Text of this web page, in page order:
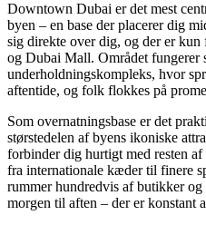
Downtown Dubai er det mest
byen – en base der placerer dig
sig direkte over dig, og der er
og Dubai Mall. Området fungerer
underholdningskompleks, hvor
aftentide, og folk flokkes på
Som overnatningsbase er det
størstedelen af byens ikoniske
forbinder dig hurtigt med resten
fra internationale kæder til finere
rummer hundredvis af butikker
morgen til aften – der er konstant